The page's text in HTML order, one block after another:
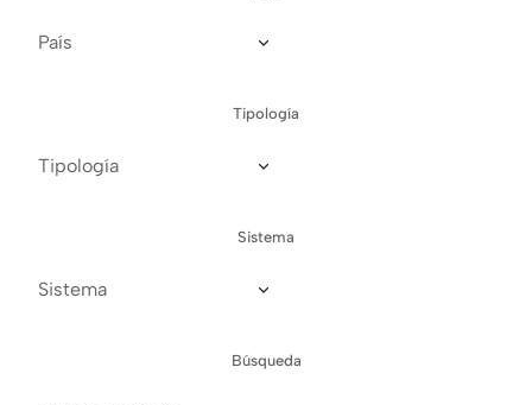
Tipología
Sistema
Búsqueda